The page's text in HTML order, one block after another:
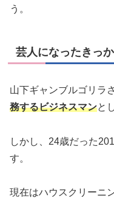
う。
芸人になったきっ
山下ギャンブルゴリラ
務するビジネスマンと
しかし、24歳だった
す。
現在はハウスクリーニ